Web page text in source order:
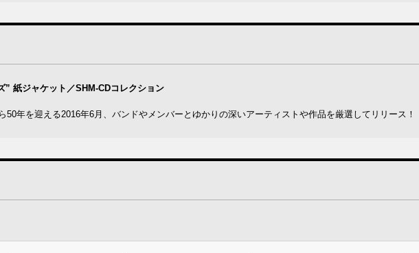
” 紙ジャケット／SHM-CDコレクション
50年を迎える2016年6月、バンドやメンバーとゆかりの深いアーティストや作品を厳選してリリース！